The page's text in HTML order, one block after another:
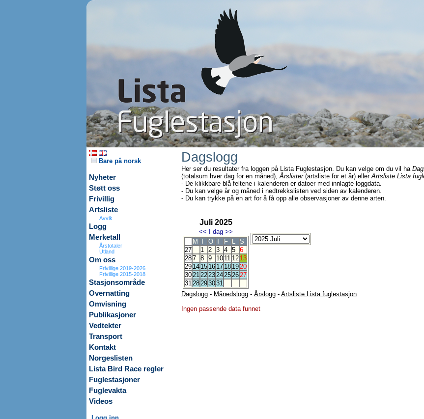
Bare på norsk
Nyheter
Støtt oss
Frivillig
Artsliste
Avvik
Logg
Merketall
Årstotaler
Utland
Om oss
Frivillige 2019-2026
Frivillige 2015-2018
Stasjonsområde
Overnatting
Omvisning
Publikasjoner
Vedtekter
Transport
Kontakt
Norgeslisten
Lista Bird Race regler
Fuglestasjoner
Fuglevakta
Videos
Dagslogg
Her ser du resultater fra loggen på Lista Fuglestasjon. Du kan velge om du vil ha
(totalsum hver dag for en måned),Årslister(artsliste for et år) ellerArtsliste Lista
- De klikkbare blå feltene i kalenderen er datoer med innlagte loggdata.
- Du kan velge år og måned i nedtrekkslisten ved siden av kalenderen.
- Du kan trykke på en art for å få opp alle observasjoner av denne arten.
Juli 2025
<< I dag >>
M T O T F L
S
27
1 2 3 4 5 6
287 8 9 10 11 12 13
29 14 15 16 17 18 1920
3021222324252627
3128293031
Dagslogg - Månedslogg - Årslogg - Artsliste Lista fuglestasjon
Ingen passende data funnet